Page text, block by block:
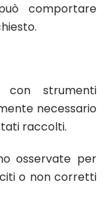
comportare
strumenti
necessario
raccolti.
osservate per
o non corretti